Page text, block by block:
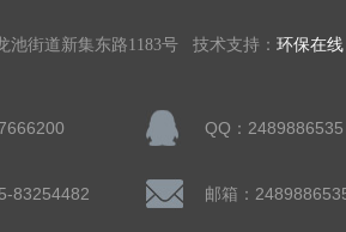
池街道新集东路1183号 技术支持： 环保在线
QQ：2489886535
83254482 邮箱：